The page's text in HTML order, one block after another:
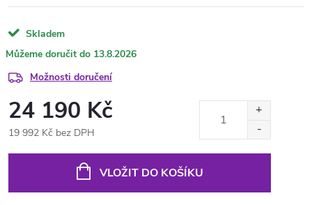
Skladem
13.8.2026
Možnosti doručení
24 190 Kč
19 992 Kč bez DPH
VLOŽIT DO KOŠÍKU